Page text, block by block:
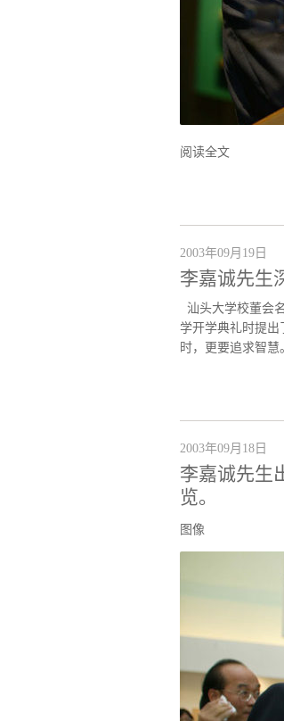
阅读全文
2003年09月19日
李嘉诚先生
汕头大学校董会
学开学典礼时提出
时，更要追求智慧
2003年09月18日
李嘉诚先生
览。
图像